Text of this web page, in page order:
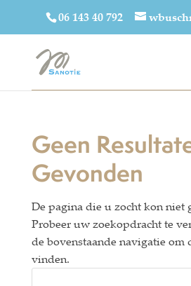
06 143 40 792
Geen
Gevonden
De pagina die u zocht kon niet
Probeer uw zoekopdracht te
de bovenstaande navigatie om
vinden.